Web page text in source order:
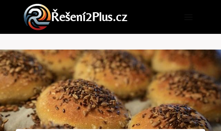
Přeskočit
obsah
Řešení2Plus.cz